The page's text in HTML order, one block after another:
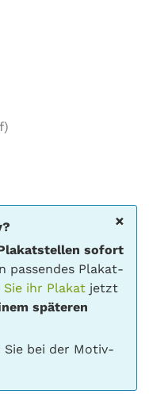
×
sofort
passendes Plakat-
Sie ihr Plakat jetzt
späteren
bei der Motiv-